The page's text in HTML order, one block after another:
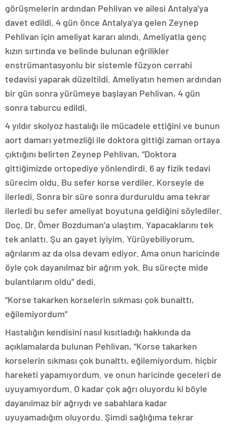
görüşmelerin ardından Pehlivan ve ailesi Antalya’ya
davet edildi. 4 gün önce Antalya’ya gelen Zeynep
Pehlivan için ameliyat kararı alındı. Ameliyatla genç
kızın sırtında ve belinde bulunan eğrilikler
enstrümantasyonlu bir sistemle füzyon cerrahi
tedavisi yaparak düzeltildi. Ameliyatın hemen ardından
bir gün sonra yürümeye başlayan Pehlivan, 4 gün
sonra taburcu edildi.
4 yıldır skolyoz hastalığı ile mücadele ettiğini ve bunun
aort damarı yetmezliği ile doktora gittiği zaman ortaya
çıktığını belirten Zeynep Pehlivan, “Doktora
gittiğimizde ortopediye yönlendirdi. 6 ay fizik tedavi
sürecim oldu. Bu sefer korse verdiler. Korseyle de
ilerledi. Sonra bir süre sonra durduruldu ama tekrar
ilerledi bu sefer ameliyat boyutuna geldiğini söylediler.
Doç. Dr. Ömer Bozduman’a ulaştım. Yapacaklarını tek
tek anlattı. Şu an gayet iyiyim. Yürüyebiliyorum,
ağrılarım az da olsa devam ediyor. Ama onun haricinde
öyle çok dayanılmaz bir ağrım yok. Bu süreçte mide
bulantılarım oldu” dedi.
“Korse takarken korselerin sıkması çok bunalttı,
eğilemiyordum”
Hastalığın kendisini nasıl kısıtladığı hakkında da
açıklamalarda bulunan Pehlivan, “Korse takarken
korselerin sıkması çok bunalttı, eğilemiyordum, hiçbir
hareketi yapamıyordum. ve onun haricinde geceleri de
uyuyamıyordum. O kadar çok ağrı oluyordu ki böyle
dayanılmaz bir ağrıydı ve sabahlara kadar
uyuyamadığım oluyordu. Şimdi sağlığıma tekrar